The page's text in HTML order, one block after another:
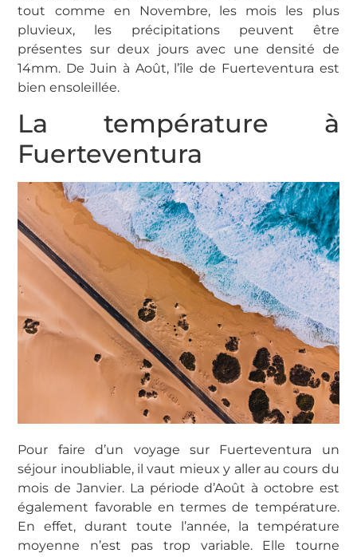
tout comme en Novembre, les mois les plus
pluvieux, les précipitations peuvent être
présentes sur deux jours avec une densité de
14mm. De Juin à Août, l’île de Fuerteventura est
bien ensoleillée.
La température à
Fuerteventura
Pour faire d’un voyage sur Fuerteventura un
séjour inoubliable, il vaut mieux y aller au cours du
mois de Janvier. La période d’Août à octobre est
également favorable en termes de température.
En effet, durant toute l’année, la température
moyenne n’est pas trop variable. Elle tourne